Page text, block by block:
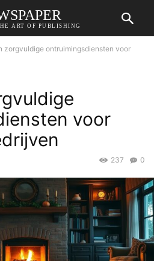
ART OF PUBLISHING
zorgvuldige ontruimingsdiensten voor
voor
0
237